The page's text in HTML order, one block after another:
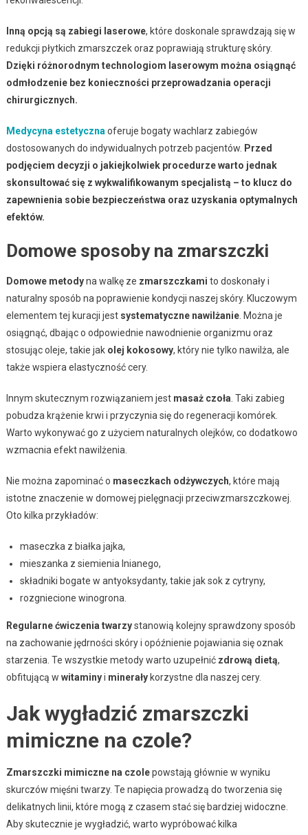
Inną opcją są zabiegi laserowe, które doskonale sprawdzają się w
redukcji płytkich zmarszczek oraz poprawiają strukturę skóry.
Dzięki różnorodnym technologiom laserowym można osiągnąć
odmłodzenie bez konieczności przeprowadzania operacji
chirurgicznych.
Medycyna estetyczna oferuje bogaty wachlarz zabiegów
dostosowanych do indywidualnych potrzeb pacjentów. Przed
podjęciem decyzji o jakiejkolwiek procedurze warto jednak
skonsultować się z wykwalifikowanym specjalistą – to klucz do
zapewnienia sobie bezpieczeństwa oraz uzyskania optymalnych
efektów.
Domowe sposoby na zmarszczki
Domowe metodyna walkę ze zmarszczkami to doskonały i
naturalny sposób na poprawienie kondycji naszej skóry. Kluczowym
elementem tej kuracji jest systematyczne nawilżanie. Można je
osiągnąć, dbając o odpowiednie nawodnienie organizmu oraz
stosując oleje, takie jak olej kokosowy, który nie tylko nawilża, ale
także wspiera elastyczność cery.
Innym skutecznym rozwiązaniem jest masaż czoła . Taki zabieg
pobudza krążenie krwi i przyczynia się do regeneracji komórek.
Warto wykonywać go z użyciem naturalnych olejków, co dodatkowo
wzmacnia efekt nawilżenia.
Nie można zapominać o maseczkach odżywczych, które mają
istotne znaczenie w domowej pielęgnacji przeciwzmarszczkowej.
Oto kilka przykładów:
maseczka z białka jajka,
mieszanka z siemienia lnianego,
składniki bogate w antyoksydanty, takie jak sok z cytryny,
rozgniecione winogrona.
Regularne ćwiczenia twarzystanowią kolejny sprawdzony sposób
na zachowanie jędrności skóry i opóźnienie pojawiania się oznak
starzenia. Te wszystkie metody warto uzupełnić zdrową dietą,
obfitującą w witaminyi minerałykorzystne dla naszej cery.
Jak wygładzić zmarszczki
mimiczne na czole?
Zmarszczki mimiczne na czolepowstają głównie w wyniku
skurczów mięśni twarzy. Te napięcia prowadzą do tworzenia się
delikatnych linii, które mogą z czasem stać się bardziej widoczne.
Aby skutecznie je wygładzić, warto wypróbować kilka